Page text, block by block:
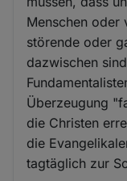
Menschen oder
störende oder
dazwischen
Überzeugung
die Christen
die
tagtäglich zur